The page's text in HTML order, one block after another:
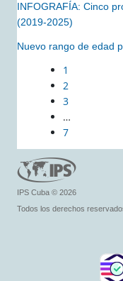
INFOGRAFÍA: Cinco
(2019-2025)
Nuevo rango de edad
1
2
3
…
7
IPS Cuba © 2026
Todos los derechos